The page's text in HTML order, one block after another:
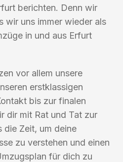
berichten. Denn wir
wir uns immer wieder als
in und aus Erfurt
vor allem unsere
erstklassigen
bis zur finalen
dir mit Rat und Tat zur
die Zeit, um deine
zu verstehen und einen
für dich zu